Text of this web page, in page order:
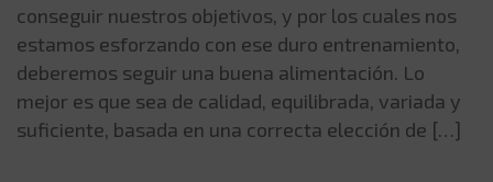
conseguir nuestros objetivos, y por los cuales nos
estamos esforzando con ese duro entrenamiento,
deberemos seguir una buena alimentación. Lo
mejor es que sea de calidad, equilibrada, variada y
suficiente, basada en una correcta elección de […]